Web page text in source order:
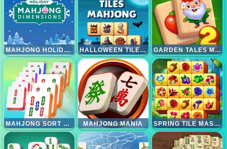
MAHJONG HOLIDAYS HALLOWEEN TILES MAHJONG GARDEN TALES MAHJONG 2
MAHJONG SORT PUZZLE MAHJONG MANIA SPRING TILE MASTER